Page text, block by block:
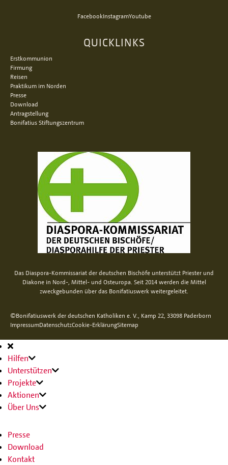
FacebookInstagramYoutube
QUICKLINKS
Erstkommunion
Firmung
Reisen
Praktikum im Norden
Presse
Download
Antragstellung
Bonifatius Stiftungszentrum
Das Diaspora-Kommissariat der deutschen Bischöfe unterstützt Priester und
Diakone in Nord-, Mittel- und Osteuropa. Seit 2014 werden die Mittel
zweckgebunden über das Bonifatiuswerk weitergeleitet.
©Bonifatiuswerk der deutschen Katholiken e. V., Kamp 22, 33098 Paderborn
ImpressumDatenschutzCookie-ErklärungSitemap
Hauptnavigation
Hilfen
Unterstützen
Projekte
Aktionen
Über Uns
Presse
Download
Kontakt